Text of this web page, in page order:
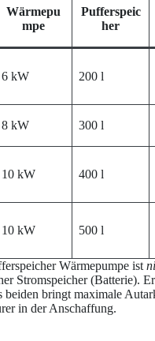
Wärmepu
mpe
Pufferspeic
her
6 kW 200 l
8 kW 300 l
10 kW 400 l
10 kW 500 l
Wärmepumpe ist
Stromspeicher (Batterie).
beiden bringt maximale
in der Anschaffung.